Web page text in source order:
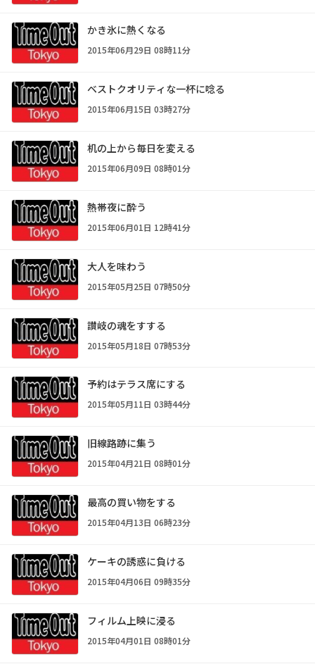
かき氷に熱くなる
2015年06月29日 08時11分
ベストクオリティな一杯に唸る
2015年06月15日 03時27分
机の上から毎日を変える
2015年06月09日 08時01分
熱帯夜に酔う
2015年06月01日 12時41分
大人を味わう
2015年05月25日 07時50分
讃岐の魂をすする
2015年05月18日 07時53分
予約はテラス席にする
2015年05月11日 03時44分
旧線路跡に集う
2015年04月21日 08時01分
最高の買い物をする
2015年04月13日 06時23分
ケーキの誘惑に負ける
2015年04月06日 09時35分
フィルム上映に浸る
2015年04月01日 08時01分